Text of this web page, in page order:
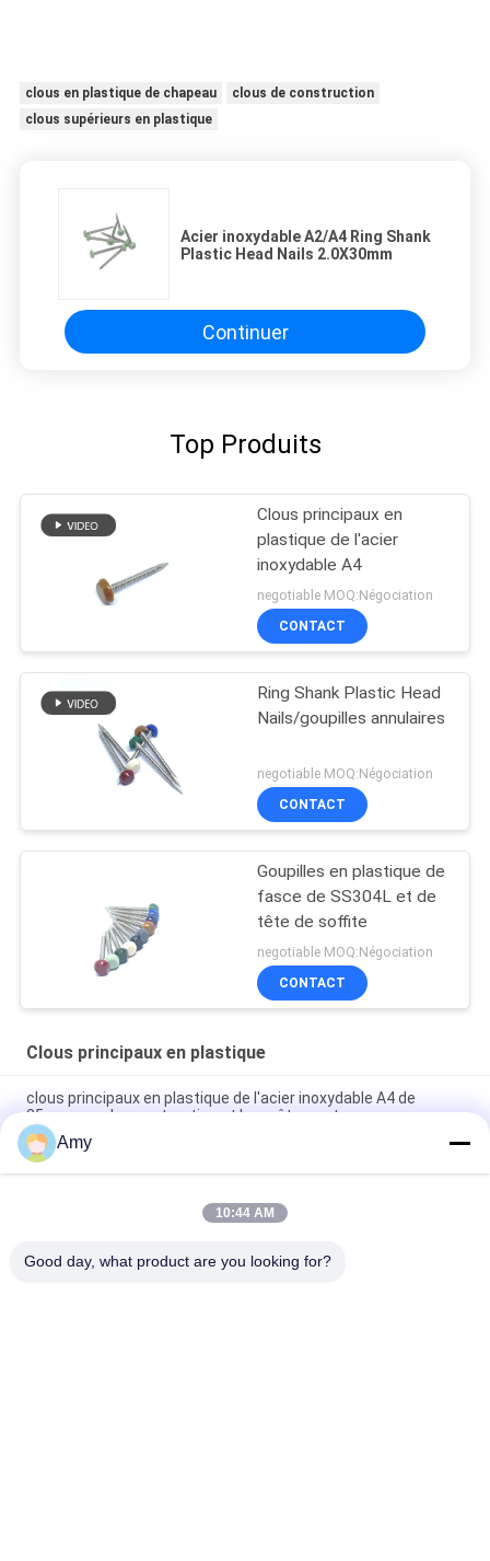
clous en plastique de chapeau
clous de construction
clous supérieurs en plastique
Acier inoxydable A2/A4 Ring Shank
Plastic Head Nails 2.0X30mm
Continuer
Top Produits
Clous principaux en
plastique de l'acier
inoxydable A4
negotiable MOQ:Négociation
CONTACT
Ring Shank Plastic Head
Nails/goupilles annulaires
negotiable MOQ:Négociation
CONTACT
Goupilles en plastique de
fasce de SS304L et de
tête de soffite
negotiable MOQ:Négociation
CONTACT
Clous principaux en plastique
clous principaux en plastique de l'acier inoxydable A4 de
25mm pour la construction et le revêtement
50mm x 2.65mm Ring Shank Plastic Cap Roofing annulaire
cloue la catégorie A4 d'acier inoxydable
Clous principaux en plastique d'OEM 65mm, en dehors de
Amy
10:44 AM
Good day, what product are you looking for?